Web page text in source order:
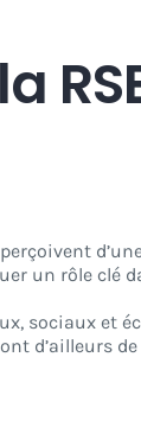
un rôle clé
sociaux et
d’ailleurs